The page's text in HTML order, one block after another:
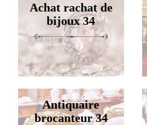
Achat rachat de
bijoux 34
Antiquaire
brocanteur 34